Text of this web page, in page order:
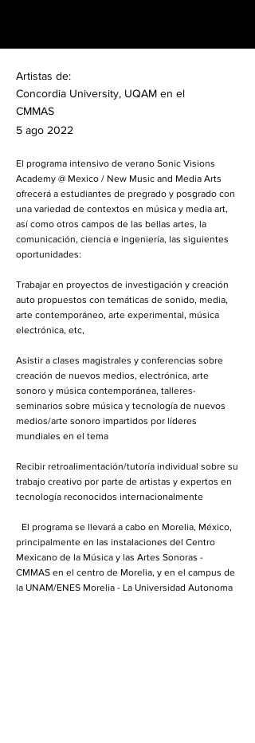
Artistas de:
Concordia University, UQAM en el
CMMAS
5 ago 2022
El programa intensivo de verano Sonic Visions
Academy @ Mexico / New Music and Media Arts
ofrecerá a estudiantes de pregrado y posgrado con
una variedad de contextos en música y media art,
así como otros campos de las bellas artes, la
comunicación, ciencia e ingeniería, las siguientes
oportunidades:
Trabajar en proyectos de investigación y creación
auto propuestos con temáticas de sonido, media,
arte contemporáneo, arte experimental, música
electrónica, etc,
Asistir a clases magistrales y conferencias sobre
creación de nuevos medios, electrónica, arte
sonoro y música contemporánea, talleres-
seminarios sobre música y tecnología de nuevos
medios/arte sonoro impartidos por líderes
mundiales en el tema
Recibir retroalimentación/tutoría individual sobre su
trabajo creativo por parte de artistas y expertos en
tecnología reconocidos internacionalmente
El programa se llevará a cabo en Morelia, México,
principalmente en las instalaciones del Centro
Mexicano de la Música y las Artes Sonoras -
CMMAS en el centro de Morelia, y en el campus de
la UNAM/ENES Morelia - La Universidad Autonoma